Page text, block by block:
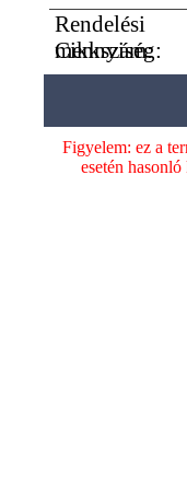
Cikkszám:
Rendelési
mennyiség:
Figyelem: ez a
esetén